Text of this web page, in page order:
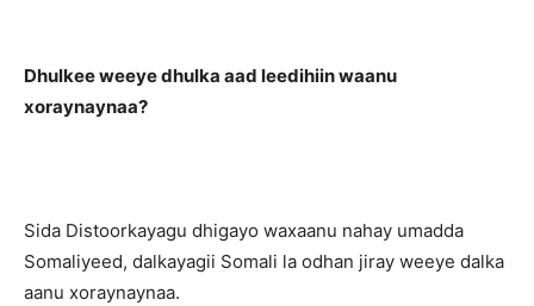
Dhulkee weeye dhulka aad leedihiin waanu
xoraynaynaa?
Sida Distoorkayagu dhigayo waxaanu nahay umadda
Somaliyeed, dalkayagii Somali la odhan jiray weeye dalka
aanu xoraynaynaa.